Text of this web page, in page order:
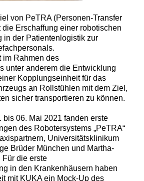
von PeTRA (Personen-Transfer
die Erschaffung einer robotischen
in der Patientenlogistik zur
im Rahmen des
unter anderem die Entwicklung
Kopplungseinheit für das
an Rollstühlen mit dem Ziel,
sicher transportieren zu können.
bis 06. Mai 2021 fanden erste
des Robotersystems „PeTRA“
Universitätsklinikum
Brüder München und Martha-
Für die erste
in den Krankenhäusern haben
mit KUKA ein Mock-Up des